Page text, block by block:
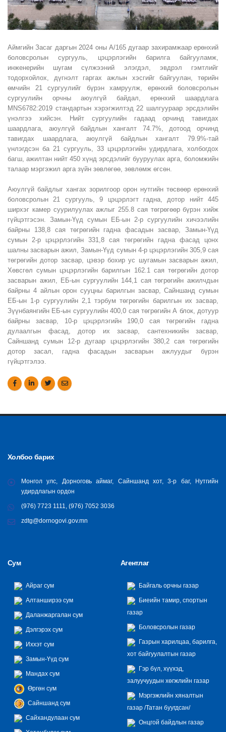
Аймгийн Засаг даргын 2024 оны А/165 дугаар захирамжаар ерөнхий
боловсролын сургууль, цэцэрлэгийн барилга байгууламж,
инженерийн шугам сүлжээний элэгдэл, эвдрэл гэмтлийг
тодорхойлох, дүгнэлт гаргах ажлын хэсгийг байгуулан, төрийн
өмчийн 21 сургуулийг бүрэн хамруулж, ерөнхий боловсролын
сургуулийн орчны аюулгүй байдал, ерөнхий шаардлага
MNS6782:2019 стандартын хэрэгжилтэд 22 шалгуураар эрсдэлийн
үнэлгээ хийсэн. Нийт сургуулийн гадаад орчинд тавигдах
шаардлага, аюулгүй байдлын хангалт 74.7%, дотоод орчинд
тавигдах шаардлага, аюулгүй байдлын хангалт 79.9%-тай
үнлэгдсэн ба 21 сургууль, 33 цэцэрлэгийн удирдлага, холбогдох
багш, ажилтан нийт 450 хүнд эрсдэлийг бууруулах арга, боломжийн
талаар мэргэжил арга зүйн зөвлөгөө, зөвлөмж өгсөн.
Аюулгүй байдлыг хангах зорилгоор орон нутгийн төсвөөр ерөнхий
боловсролын 21 сургууль, 9 цэцэрлэгт гадна, дотор нийт 445
ширхэг камер суурилуулах ажлыг 255.8 сая төгрөгөөр бүрэн хийж
гүйцэтгэсэн. Замын-Үүд сумын ЕБ-ын 2-р сургуулийн хичээлийн
байрны 138,8 сая төгрөгийн гадна фасадын засвар, Замын-Үүд
сумын 2-р цэцэрлэгийн 331,8 сая төгрөгийн гадна фасад цонх
шалны засварын ажил, Замын-Үүд сумын 4-р цэцэрлэгийн 305,9 сая
төгрөгийн дотор засвар, цэвэр бохир ус шугамын засварын ажил,
Хөвсгөл сумын цэцэрлэгийн барилгын 162.1 сая төгрөгийн дотор
засварын ажил, ЕБ-ын сургуулийн 144,1 сая төгрөгийн ажилчдын
байрны 4 айлын орон сууцны барилгын засвар, Сайншанд сумын
ЕБ-ын 1-р сургуулийн 2,1 тэрбум төгрөгийн барилгын их засвар,
Зүүнбаянгийн ЕБ-ын сургуулийн 400,0 сая төгрөгийн А блок, дотуур
байрны засвар, 10-р цэцэрлэгийн 190,0 сая төгрөгийн гадна
дулаалгын фасад, дотор их засвар, сантехникийн засвар,
Сайншанд сумын 12-р дугаар цэцэрлэгийн 380,2 сая төгрөгийн
дотор засал, гадна фасадын засварын ажлуудыг бүрэн
гүйцэтгэлээ.
Холбоо барих
Монгол улс, Дорноговь аймаг, Сайншанд хот, 3-р баг, Нутгийн
удирдлагын ордон
(976) 7723 1111, (976) 7052 3036
zdtg@dornogovi.gov.mn
Сум
Айраг сум
Алтанширээ сум
Даланжаргалан сум
Дэлгэрэх сум
Иххэт сум
Замын-Үүд сум
Мандах сум
Өргөн сум
Сайншанд сум
Сайхандулаан сум
Агентлаг
Байгаль орчны газар
Биеийн тамир, спортын
газар
Боловсролын газар
Газрын харилцаа, барилга,
хот байгуулалтын газар
Гэр бүл, хүүхэд,
залуучуудын хөгжлийн газар
Мэргэжлийн хяналтын
газар /Татан буугдсан/
Онцгой байдлын газар